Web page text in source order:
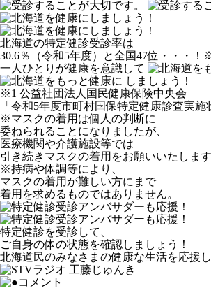
北海道の特定健診受診率は
30.6％（令和5年度）と全国47位・・・！
一人ひとりが健康を意識して
しましょう！
※1 公益社団法人国民健康保険中央会
「令和5年度市町村国保特定健康診査実施
※マスクの着用は個人の判断に
委ねられることになりましたが、
医療機関や介護施設等では
引き続きマスクの着用をお願いいたします
※持病や体調等により、
マスクの着用が難しい方にまで
着用を求めるものではありません。
特定健診を受診して、
ご自身の体の状態を確認しましょう！
北海道民のみなさまの健康な生活を応援し